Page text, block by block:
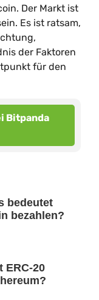
Der Markt ist
Es ist ratsam,
der Faktoren
für den
Bitpanda
bedeutet
bezahlen?
ERC-20